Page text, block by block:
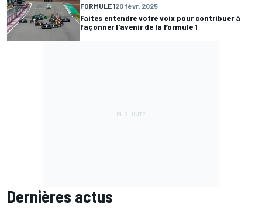
FORMULE 120 févr. 2025
Faites entendre votre voix pour contribuer à
façonner l'avenir de la Formule 1
Dernières actus